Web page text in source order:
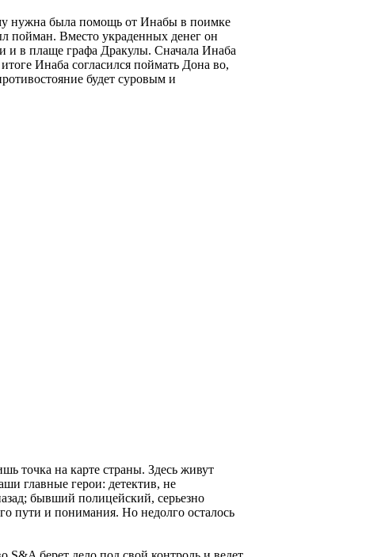
нужна была помощь от Инабы в поимке
пойман. Вместо украденных денег он
и в плаще графа Дракулы. Сначала Инаба
Инаба согласился поймать Дона во,
будет суровым и
точка на карте страны. Здесь живут
главные герои: детектив, не
бывший полицейский, серьезно
пути и понимания. Но недолго осталось